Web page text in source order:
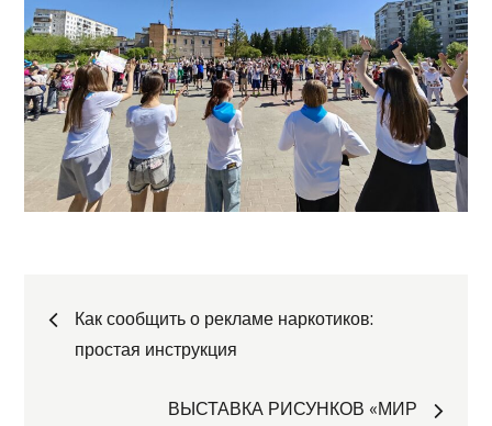
Навигация
Как сообщить о рекламе наркотиков:
простая инструкция
ВЫСТАВКА РИСУНКОВ «МИР